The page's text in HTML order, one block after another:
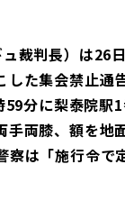
裁判長）は26
た集会禁止通
分に梨泰院駅
両膝、額を地
は「施行令で